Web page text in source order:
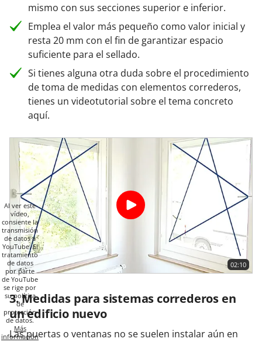
mismo con sus secciones superior e inferior.
Emplea el valor más pequeño como valor inicial y
resta 20 mm con el fin de garantizar espacio
suficiente para el sellado.
Si tienes alguna otra duda sobre el procedimiento
de toma de medidas con elementos correderos,
tienes un videotutorial sobre el tema concreto
aquí.
Al ver este
vídeo,
consiente la
transmisión
de datos a
YouTube. El
tratamiento
de datos
por parte
de YouTube
se rige por
su política
de
protección
de datos.
Más
información
02:10
3. Medidas para sistemas correderos en
un edificio nuevo
Las puertas o ventanas no se suelen instalar aún en